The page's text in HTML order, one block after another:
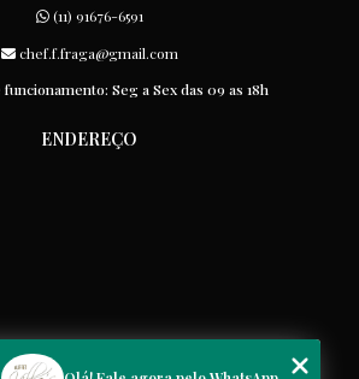
(11) 91676-6591
chef.f.fraga@gmail.com
Seg a Sex das 09 as 18h
ENDEREÇO